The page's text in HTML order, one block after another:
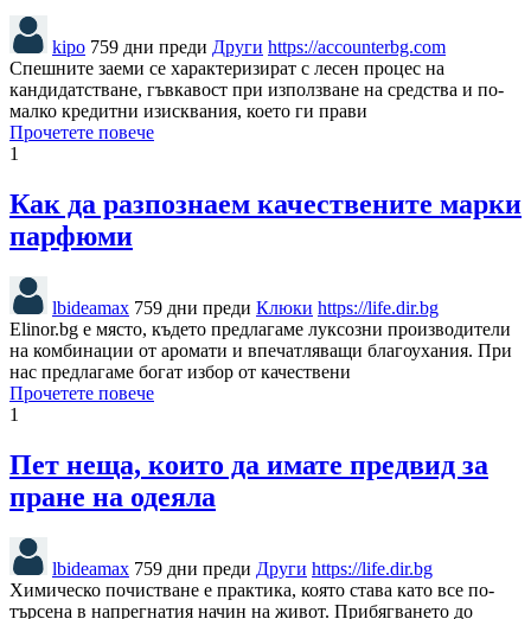
kipo 759 дни преди Други https://accounterbg.com
Спешните заеми се характеризират с лесен процес на
кандидатстване, гъвкавост при използване на средства и по-
малко кредитни изисквания, което ги прави
Прочетете повече
1
Как да разпознаем качествените марки
парфюми
lbideamax 759 дни преди Клюки https://life.dir.bg
Elinor.bg е място, където предлагаме луксозни производители
на комбинации от аромати и впечатляващи благоухания. При
нас предлагаме богат избор от качествени
Прочетете повече
1
Пет неща, които да имате предвид за
пране на одеяла
lbideamax 759 дни преди Други https://life.dir.bg
Химическо почистване е практика, която става като все по-
търсена в напрегнатия начин на живот. Прибягването до